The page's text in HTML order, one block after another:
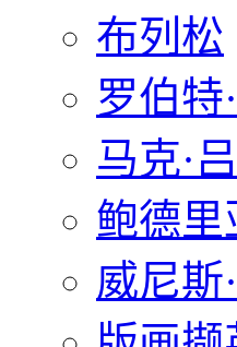
布列松
罗伯特
马克·
鲍德里
威尼斯